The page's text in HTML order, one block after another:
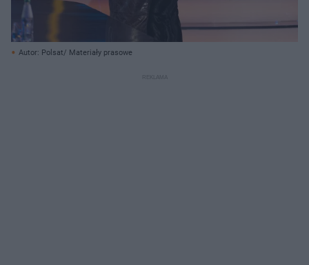
Autor: Polsat/ Materiały prasowe